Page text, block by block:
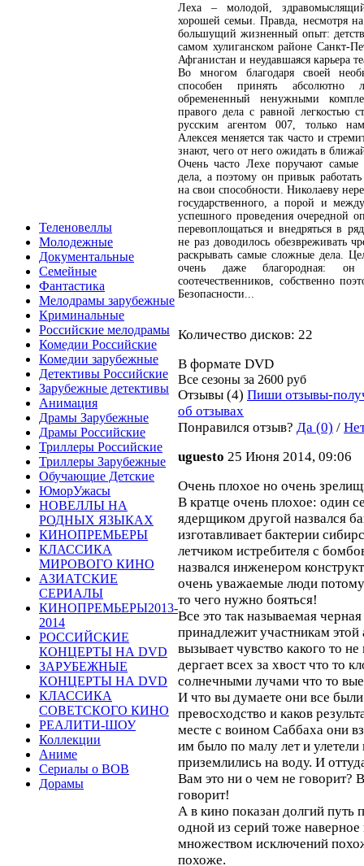
Теленовеллы
Молодежные
Документальные
Семейные
Фантастика
Мелодрамы зарубежные
Криминальные
Российские мелодрамы
Комедии Российские
Комедии зарубежные
Детективы Российские
Зарубежные детективы
Анимация
Драмы Зарубежные
Драмы Российские
Триллеры Российские
Триллеры Зарубежные
Обучающие Детские
ЮморУжасы
НОВЕЛЛЫ НА
РОДНЫХ ЯЗЫКАХ
КИНОПРЕМЬЕРЫ
КЛАССИКА
МИРОВОГО КИНО
АЗИАТСКИЕ
СЕРИАЛЫ
КИНОПРЕМЬЕРЫ2013-
2014
РОССИЙСКИЕ
КОНЦЕРТЫ НА DVD
ЗАРУБЕЖНЫЕ
КОНЦЕРТЫ НА DVD
КЛАССИКА
СОВЕТСКОГО КИНО
РЕАЛИТИ-ШОУ
Коллекции
Аниме
Сериалы о ВОВ
Дорамы
Леха – молодой,
хорошей семьи. Правда, несмотря
большущий жизненный опыт:
самом хулиганском районе Санкт-
Афганистан и неудавшаяся карьера
Во многом благодаря своей
способен принять
обремененный ненужными
правого дела с равной легкостью
русским агентом 007, только
Алексея меняется так часто и
знают, чего от него ожидать в
Очень часто Лехе поручают самые
дела, а поэтому он привык работать
на свои способности. Николаеву
государственного, а порой и
успешного проведения очередной
перевоплощаться и внедряться в
не раз доводилось обезвреживать
раскрывать самые сложные дела.
очень даже благородная:
соотечественников, собственно
Безопасности...
Количество дисков: 22
В формате DVD
Все сезоны за 2600 руб
Отзывы (4) Пиши отзывы-
об отзывах
Понравился отзыв? Да (0) /
uguesto 25 Июня 2014, 09:06
Очень плохое но очень
В кратце очень плохое: один
ядерщиком другой назвался
изготавливает бактерии
летчиком истребителя с
назвался инженером
очень уважаемые люди
то чего нужно бояться!
Все это так называемая
принадлежит участникам
вызывает чувство какого то
дергает всех за хвост что то
солнечными лучами что то
И что вы думаете они все
превосходство и каков
месте с воином Саббаха они
им было по малу лет и
приземлились на воду. И
Вам это ни о чем не говорит?
говорит!
А в кино показан долгий путь
одной из серий тоже наверное
множеством исключений
похоже.